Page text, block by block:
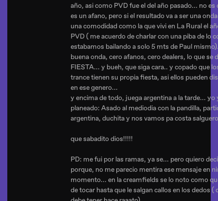
año, asi como PVD fue el del año pasado... no
es un afano, pero si el resultado va a ser una
una comodidad como la que vivi en La Rural el
PVD ( me acuerdo de charlar con una piba de lo
estabamos bailando a solo 5 mts de Paul
buena onda, cero afanos, cero dealers, lo que se
FIESTA... y bueh, que siga cara.. y copado que
trance tienen su propia fiesta, asi ellos pueden
en ese genero...
y encima de todo, juega argentina a la tarde... yo
planeado: Asado al mediodia con la pandilla,
argentina, duchita y nos vamos pa costa
que sabadito dios!!!!!
PD: me fui por las ramas, ya se... pero quiero
porque, no me parecio mentira ese mensaje en
momento... en la creamfields se lo noto como
de tocar hasta que le salgan callos en los dedos (